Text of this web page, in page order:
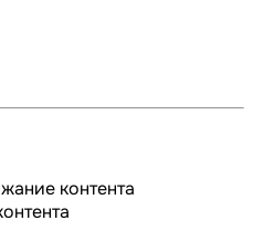
контента